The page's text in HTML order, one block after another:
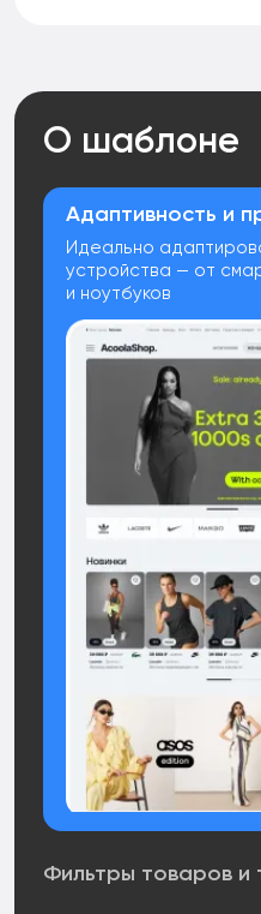
О шаблоне
Адаптивность и
Идеально
устройства — от
и ноутбуков
Фильтры товаров и